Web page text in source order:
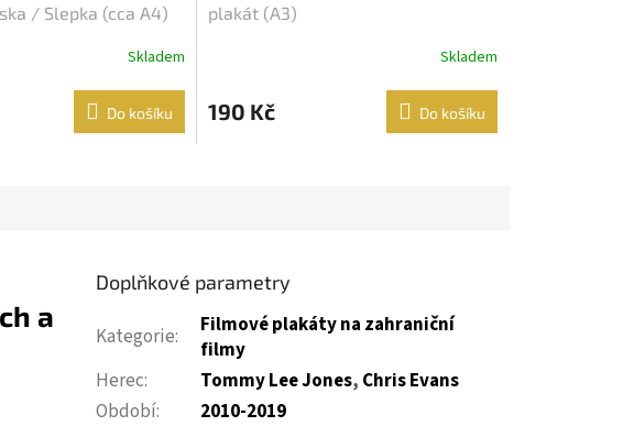
/ Slepka (cca A4)
Skladem
Do košíku
plakát (A3)
Skladem
190 Kč Do košíku
a
Doplňkové parametry
Kategorie:
Filmové plakáty na zahraniční
filmy
Herec: Tommy Lee Jones, Chris Evans
Období: 2010-2019